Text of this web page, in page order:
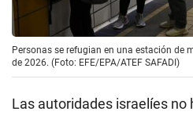
Personas se refugian en una estación de
de 2026. (Foto: EFE/EPA/ATEF SAFADI)
Las autoridades israelíes no